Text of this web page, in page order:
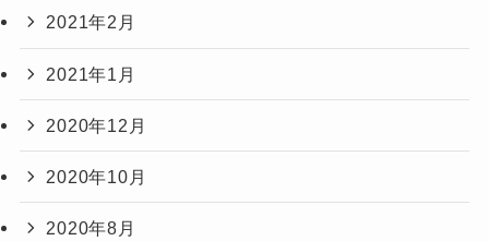
2021年2月
2021年1月
2020年12月
2020年10月
2020年8月